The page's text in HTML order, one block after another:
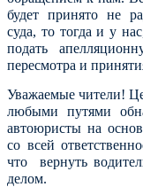
будет принято не
суда, то тогда и у
подать
пересмотра и
Уважаемые чители!
любыми путями
автоюристы на
со всей
что вернуть
делом.